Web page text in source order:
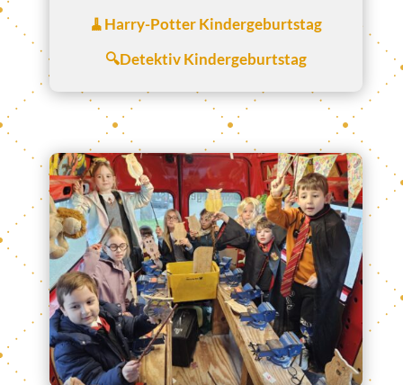
🧹Harry-Potter Kindergeburtstag
🔍Detektiv Kindergeburtstag